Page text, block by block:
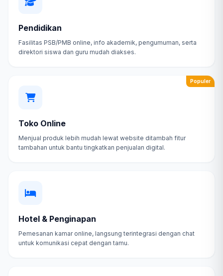
Pendidikan
Fasilitas PSB/PMB online, info akademik, pengumuman, serta
direktori siswa dan guru mudah diakses.
Populer
Toko Online
Menjual produk lebih mudah lewat website ditambah fitur
tambahan untuk bantu tingkatkan penjualan digital.
Hotel & Penginapan
Pemesanan kamar online, langsung terintegrasi dengan chat
untuk komunikasi cepat dengan tamu.